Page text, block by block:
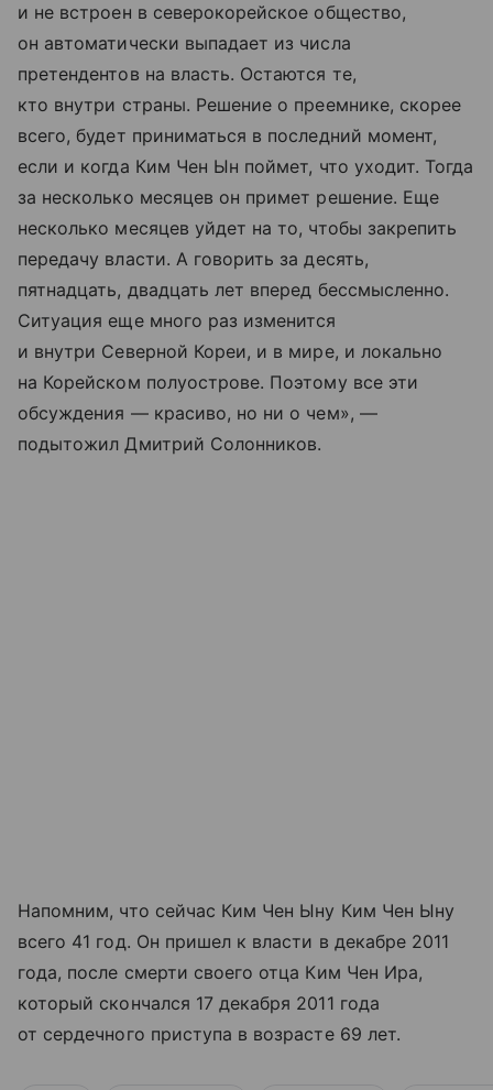
и не встроен в северокорейское общество,
он автоматически выпадает из числа
претендентов на власть. Остаются те,
кто внутри страны. Решение о преемнике, скорее
всего, будет приниматься в последний момент,
если и когда Ким Чен Ын поймет, что уходит. Тогда
за несколько месяцев он примет решение. Еще
несколько месяцев уйдет на то, чтобы закрепить
передачу власти. А говорить за десять,
пятнадцать, двадцать лет вперед бессмысленно.
Ситуация еще много раз изменится
и внутри Северной Кореи, и в мире, и локально
на Корейском полуострове. Поэтому все эти
обсуждения — красиво, но ни о чем», —
подытожил Дмитрий Солонников.
Напомним, что сейчас Ким Чен Ыну Ким Чен Ыну
всего 41 год. Он пришел к власти в декабре 2011
года, после смерти своего отца Ким Чен Ира,
который скончался 17 декабря 2011 года
от сердечного приступа в возрасте 69 лет.